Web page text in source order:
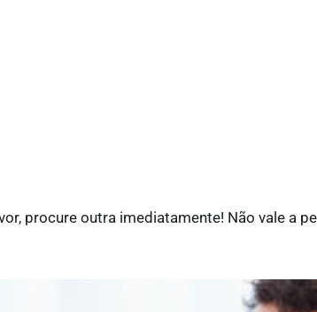
procure outra imediatamente! Não vale a